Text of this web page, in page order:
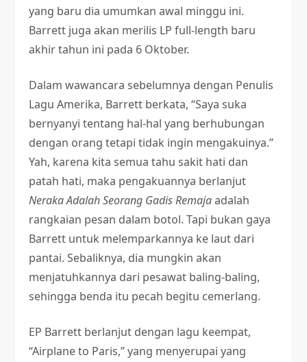
yang baru dia umumkan awal minggu ini.
Barrett juga akan merilis LP full-length baru
akhir tahun ini pada 6 Oktober.
Dalam wawancara sebelumnya dengan Penulis
Lagu Amerika, Barrett berkata, “Saya suka
bernyanyi tentang hal-hal yang berhubungan
dengan orang tetapi tidak ingin mengakuinya.”
Yah, karena kita semua tahu sakit hati dan
patah hati, maka pengakuannya berlanjut
Neraka Adalah Seorang Gadis Remajaadalah
rangkaian pesan dalam botol. Tapi bukan gaya
Barrett untuk melemparkannya ke laut dari
pantai. Sebaliknya, dia mungkin akan
menjatuhkannya dari pesawat baling-baling,
sehingga benda itu pecah begitu cemerlang.
EP Barrett berlanjut dengan lagu keempat,
“Airplane to Paris,” yang menyerupai yang